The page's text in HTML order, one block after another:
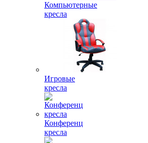
Компьютерные
кресла
Игровые
кресла
Конференц
кресла